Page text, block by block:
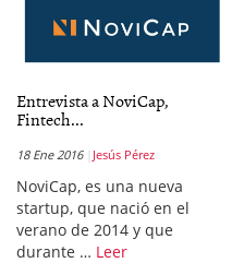
Entrevista a NoviCap,
Fintech...
18 Ene 2016 Jesús Pérez
NoviCap, es una nueva
startup, que nació en el
verano de 2014 y que
durante … Leer